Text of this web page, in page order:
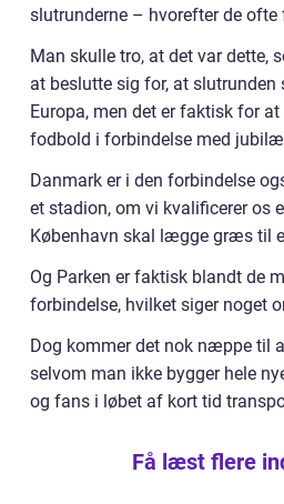
slutrunderne – hvorefter de ofte
Man skulle tro, at det var dette,
at beslutte sig for, at slutrunden
Europa, men det er faktisk for
fodbold i forbindelse med
Danmark er i den forbindelse
et stadion, om vi kvalificerer os
København skal lægge græs til
Og Parken er faktisk blandt de
forbindelse, hvilket siger noget
Dog kommer det nok næppe til
selvom man ikke bygger hele
og fans i løbet af kort tid
Få læst flere